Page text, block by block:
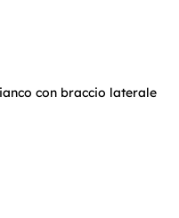
con braccio laterale